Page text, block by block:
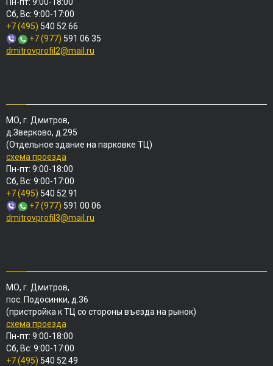
Сб, Вс: 9:00-17:00
+7 (495) 540 52 66
+7 (977) 591 06 35
dmitrovprofil2@mail.ru
МО, г. Дмитров,
д.Зверково, д.295
(Отдельное здание на парковке ТЦ)
схема проезда
Пн-пт: 9:00-18:00
Сб, Вс: 9:00-17:00
+7 (495) 540 52 91
+7 (977) 591 00 06
dmitrovprofil3@mail.ru
МО, г. Дмитров,
пос. Подосинки, д.36
(пристройка к ТЦ со стороны въезда на рынок)
схема проезда
Пн-пт: 9:00-18:00
Сб, Вс: 9:00-17:00
+7 (495) 540 52 49